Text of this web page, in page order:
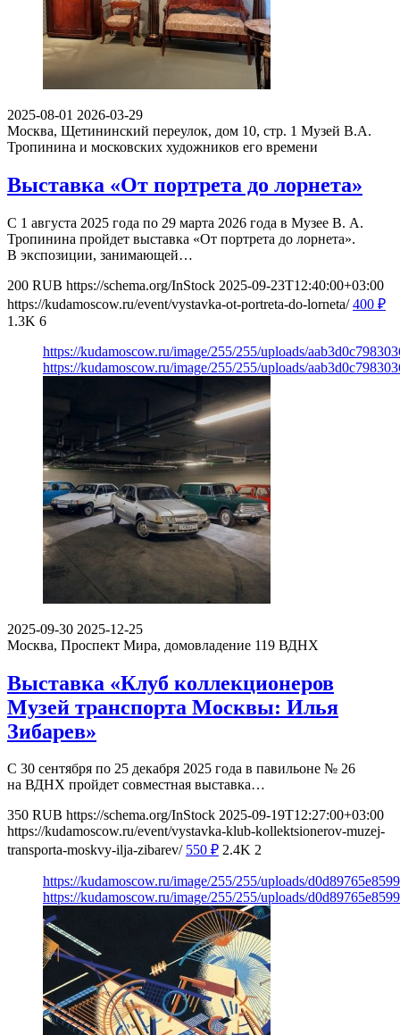
2025-08-01 2026-03-29
Москва, Щетининский переулок, дом 10, стр. 1 Музей В.А.
Тропинина и московских художников его времени
Выставка «От портрета до лорнета»
С 1 августа 2025 года по 29 марта 2026 года в Музее В. А.
Тропинина пройдет выставка «От портрета до лорнета».
В экспозиции, занимающей…
200 RUB https://schema.org/InStock 2025-09-23T12:40:00+03:00
https://kudamoscow.ru/event/vystavka-ot-portreta-do-lorneta/ 400 ₽
1.3K 6
https://kudamoscow.ru/image/255/255/uploads/
https://kudamoscow.ru/image/255/255/uploads/
2025-09-30 2025-12-25
Москва, Проспект Мира, домовладение 119 ВДНХ
Выставка «Клуб коллекционеров
Музей транспорта Москвы: Илья
Зибарев»
С 30 сентября по 25 декабря 2025 года в павильоне № 26
на ВДНХ пройдет совместная выставка…
350 RUB https://schema.org/InStock 2025-09-19T12:27:00+03:00
https://kudamoscow.ru/event/vystavka-klub-kollektsionerov-muzej-
transporta-moskvy-ilja-zibarev/ 550 ₽ 2.4K 2
https://kudamoscow.ru/image/255/255/uploads/
https://kudamoscow.ru/image/255/255/uploads/